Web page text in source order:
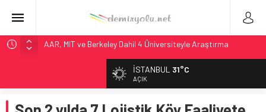
AAR, MIT ve Berkeley Dahil 4 Üniversiteyle Araştırma
Long Beach Limanı’na 58 Milyon Dolarlık Yeşil Yatırım Ödülü
Madrid 6. Hat 2027’de Sürücüsüz: Kapasite %70 Artacak
Laing O’Rourke, 17,2 Milyar Sterlinlik Siparişle Tesis
İSTANBUL 31°C
AÇIK